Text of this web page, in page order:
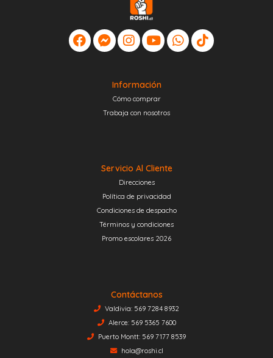
Información
Cómo comprar
Trabaja con nosotros
Servicio Al Cliente
Direcciones
Política de privacidad
Condiciones de despacho
Términos y condiciones
Promo escolares 2026
Contáctanos
Valdivia: 569 7284 8932
Alerce: 569 5365 7600
Puerto Montt: 569 7177 8539
hola@roshi.cl